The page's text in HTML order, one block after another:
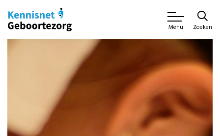
Menu Zoeken